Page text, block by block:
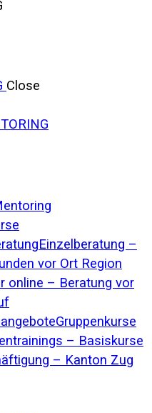
Close
Einzelberatung –
vor Ort Region
online – Beratung vor
Gruppenkurse
– Basiskurse
– Kanton Zug